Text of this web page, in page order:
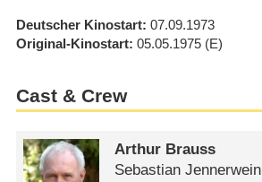
Deutscher Kinostart 07.09.1973
Original-Kinostart 05.05.1975 (E)
Cast & Crew
Arthur Brauss
Sebastian Jennerwein